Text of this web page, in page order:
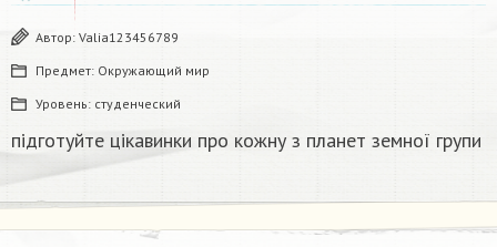
Автор: Valia123456789
Предмет: Окружающий мир
Уровень: студенческий
підготуйте цікавинки про кожну з планет земної групи